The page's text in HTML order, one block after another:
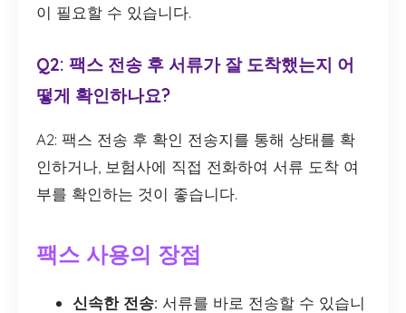
이 필요할 수 있습니다.
Q2: 팩스 전송 후 서류가 잘 도착했는지 어
떻게 확인하나요?
A2: 팩스 전송 후 확인 전송지를 통해 상태를 확
인하거나, 보험사에 직접 전화하여 서류 도착 여
부를 확인하는 것이 좋습니다.
팩스 사용의 장점
신속한 전송: 서류를 바로 전송할 수 있습니